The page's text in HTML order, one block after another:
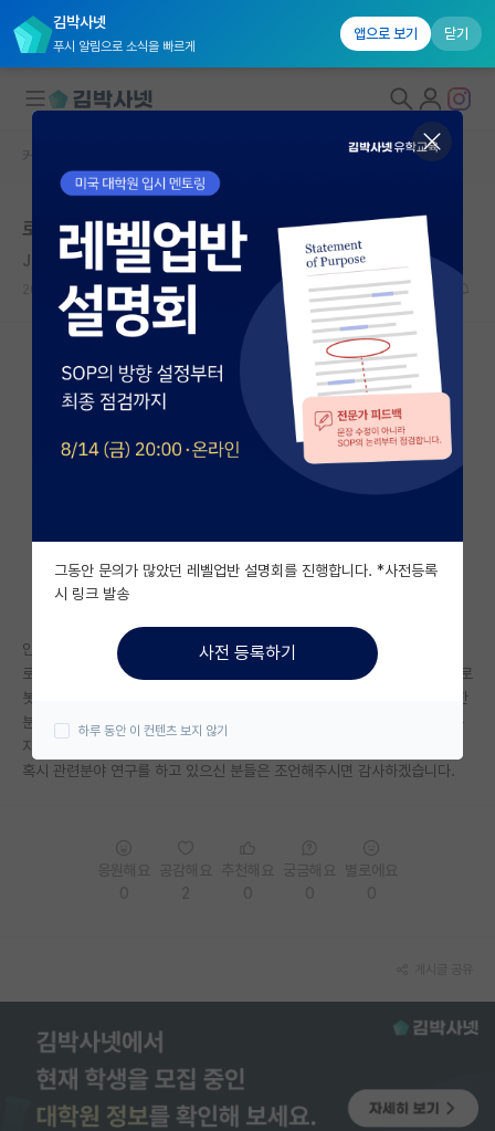
김박사넷
푸시 알림으로 소식을 빠르게
앱으로 보기 닫기
대학원생 모집
국내대학원 정보
연구실&오픈랩
커뮤니티
커뮤니티 홈
전체글보기
베스트 게시판
자유 게시판(아무개랩)
미국 유학 게시판
미국 대학원 합격 후기 게시판
대학원생 모집 게시판
연구실(PI) 홍보 게시판
PI 전용 게시판
인문사회 계열 게시판
특수/전문대학원 게시판
커뮤니티 홈
로보틱스 분야에 대해 질문드립니다
John Hunter
2019.02.12 1 6907
안녕하세요 이제 학부 4학년 졸업반 학생입니다.
로보틱스분야에 관심이 있어 관련 연구실 두곳중에 고민중입니다. 한곳은 로
봇러닝 관련 연구실이고 한 곳은 제어 관련 하여 인공지능, 드론등의 다양한
분야를 다루는 연구실인데 이 쪽 분야의 전망과 박사후 진로가 어떻게 되는
지 감이 안와서 질문드립니다.
혹시 관련분야 연구를 하고 있으신 분들은 조언해주시면 감사하겠습니다.
그동안 문의가 많았던 레벨업반 설명회를 진행합니다. *사전등록
시 링크 발송
사전 등록하기
하루 동안 이 컨텐츠 보지 않기